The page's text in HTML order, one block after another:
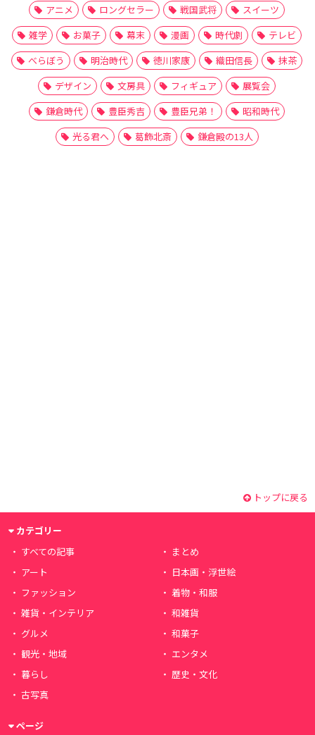
アニメ
ロングセラー 戦国武将
スイーツ
雑学
お菓子 幕末 漫画 時代劇
テレビ
べらぼう
明治時代 徳川家康 織田信長
抹茶
デザイン
文房具 フィギュア
展覧会
鎌倉時代
豊臣秀吉 豊臣兄弟！
昭和時代
光る君へ
葛飾北斎 鎌倉殿の13人
トップに戻る
カテゴリー
すべての記事
まとめ
アート
日本画・浮世絵
ファッション
着物・和服
雑貨・インテリア
和雑貨
グルメ
和菓子
観光・地域
エンタメ
暮らし
歴史・文化
古写真
ページ